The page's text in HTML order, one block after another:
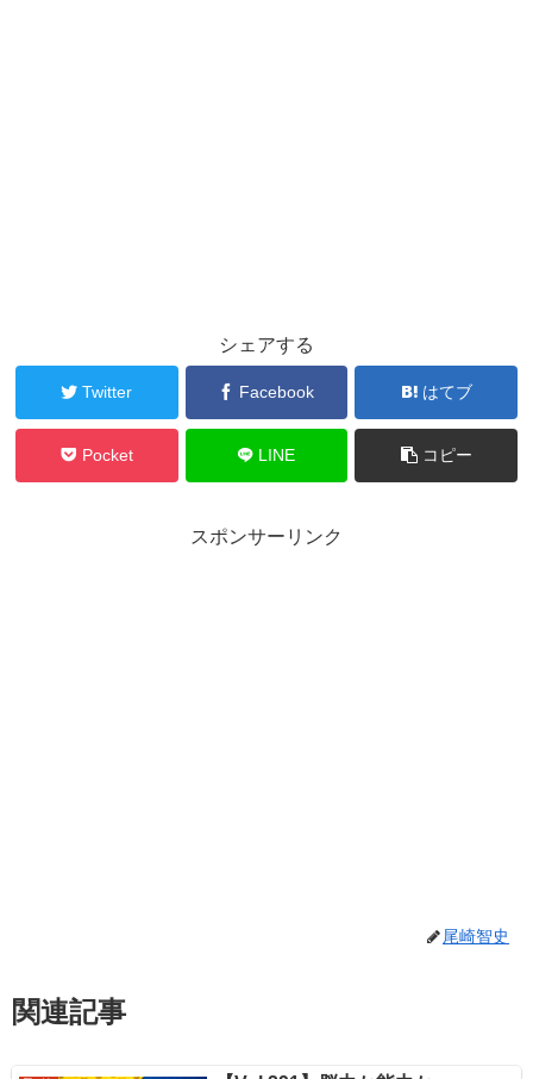
シェアする
Twitter Facebook はてブ
Pocket LINE コピー
スポンサーリンク
尾崎智史
関連記事